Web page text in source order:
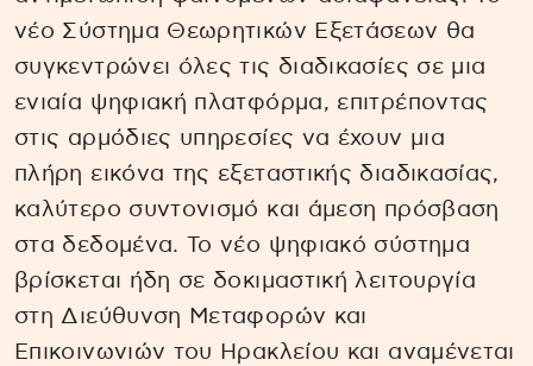
νέο Σύστημα Θεωρητικών Εξετάσεων θα
συγκεντρώνει όλες τις διαδικασίες σε μια
ενιαία ψηφιακή πλατφόρμα, επιτρέποντας
στις αρμόδιες υπηρεσίες να έχουν μια
πλήρη εικόνα της εξεταστικής διαδικασίας,
καλύτερο συντονισμό και άμεση πρόσβαση
στα δεδομένα. Το νέο ψηφιακό σύστημα
βρίσκεται ήδη σε δοκιμαστική λειτουργία
στη Διεύθυνση Μεταφορών και
Επικοινωνιών του Ηρακλείου και αναμένεται